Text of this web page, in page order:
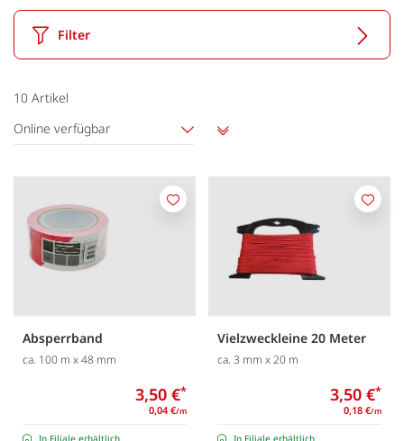
Filter
10 Artikel
Online verfügbar
Absperrband
ca. 100 m x 48 mm
3,50 €*
0,04 €/m
In Filiale erhältlich
Merken
Vielzweckleine 20 Meter
ca. 3 mm x 20 m
3,50 €*
0,18 €/m
In Filiale erhältlich